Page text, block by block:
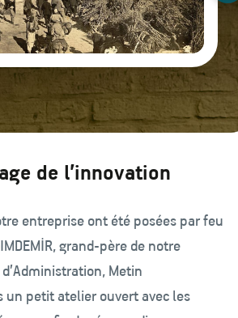
de l’innovation
entreprise ont été posées par feu
grand-père de notre
Metin
un petit atelier ouvert avec les